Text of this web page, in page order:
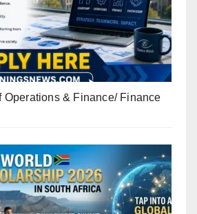
Operations & Finance/ Finance